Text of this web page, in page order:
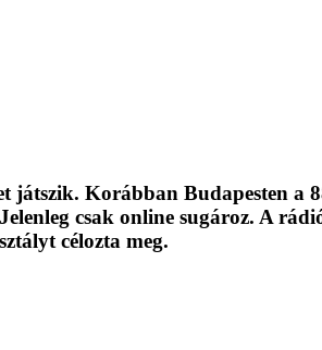
játszik. Korábban Budapesten a
csak online sugároz. A
célozta meg.